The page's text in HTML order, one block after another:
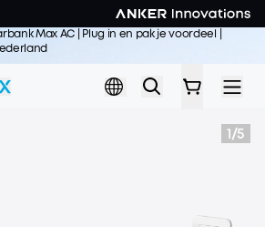
Max AC | Plug in en pak je voordeel |
1 /5